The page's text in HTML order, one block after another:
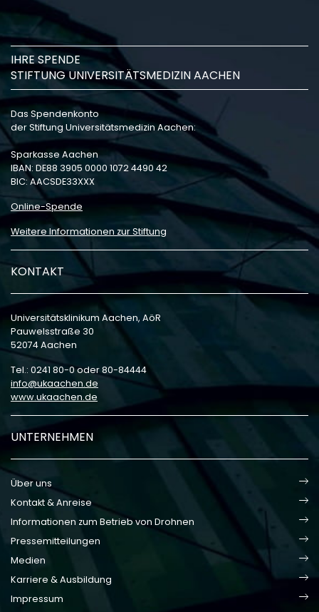
IHRE SPENDE
STIFTUNG UNIVERSITÄTSMEDIZIN AACHEN
Das Spendenkonto
der Stiftung Universitätsmedizin Aachen:
Sparkasse Aachen
IBAN: DE88 3905 0000 1072 4490 42
BIC: AACSDE33XXX
Online-Spende
Weitere Informationen zur Stiftung
KONTAKT
Universitätsklinikum Aachen, AöR
Pauwelsstraße 30
52074 Aachen
Tel.: 0241 80-0 oder 80-84444
info
ukaachen de
www.ukaachen.de
UNTERNEHMEN
Über uns
Kontakt & Anreise
Informationen zum Betrieb von Drohnen
Pressemitteilungen
Medien
Karriere & Ausbildung
Impressum